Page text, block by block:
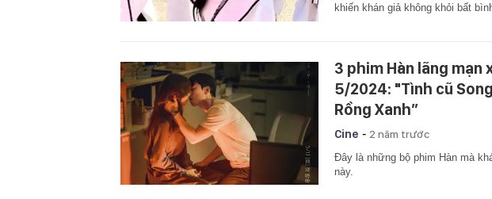
khiến khán giả không khỏi bất
3 phim Hàn lãng mạn
5/2024: "Tình cũ
Rồng Xanh”
Cine - 2 năm trước
Đây là những bộ phim Hàn mà
này.